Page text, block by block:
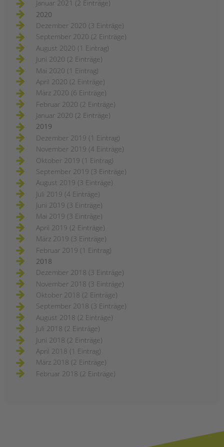
Januar 2021 (2 Einträge)
2020
Dezember 2020 (3 Einträge)
September 2020 (2 Einträge)
August 2020 (1 Eintrag)
Juni 2020 (2 Einträge)
Mai 2020 (1 Eintrag)
April 2020 (2 Einträge)
März 2020 (6 Einträge)
Februar 2020 (2 Einträge)
Januar 2020 (2 Einträge)
2019
Dezember 2019 (1 Eintrag)
November 2019 (4 Einträge)
Oktober 2019 (1 Eintrag)
September 2019 (3 Einträge)
August 2019 (3 Einträge)
Juli 2019 (4 Einträge)
Juni 2019 (3 Einträge)
Mai 2019 (3 Einträge)
April 2019 (2 Einträge)
März 2019 (3 Einträge)
Februar 2019 (1 Eintrag)
2018
Dezember 2018 (3 Einträge)
November 2018 (3 Einträge)
Oktober 2018 (2 Einträge)
September 2018 (3 Einträge)
August 2018 (2 Einträge)
Juli 2018 (2 Einträge)
Juni 2018 (2 Einträge)
April 2018 (1 Eintrag)
März 2018 (2 Einträge)
Februar 2018 (2 Einträge)